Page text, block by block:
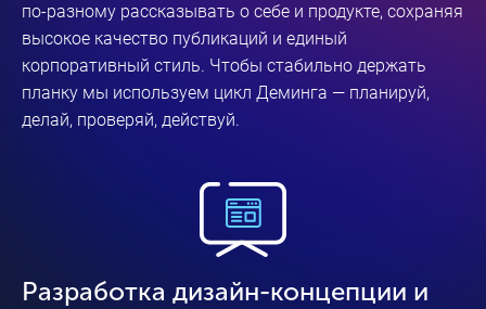
по-разному рассказывать о себе и продукте, сохраняя
высокое качество публикаций и единый
корпоративный стиль. Чтобы стабильно держать
планку мы используем цикл Деминга — планируй,
делай, проверяй, действуй.
Разработка дизайн-концепции и